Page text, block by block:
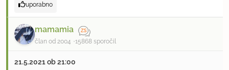
uporabno
mamamia
član od 2004 15868 sporočil
21.5.2021 ob 21:00